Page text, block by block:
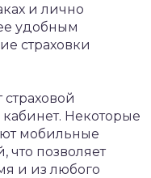
и лично
удобным
страховки
Некоторые
мобильные
позволяет
и из любого